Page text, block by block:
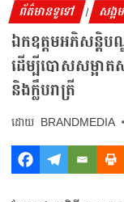
ព័ត៌មានទូទៅ | សង្គ
ឯកឧត្តមអភិសន្តិ
ដើម្បីបោសសម្អាត
និងក្លឹបរាត្រី
BRANDMEDIA